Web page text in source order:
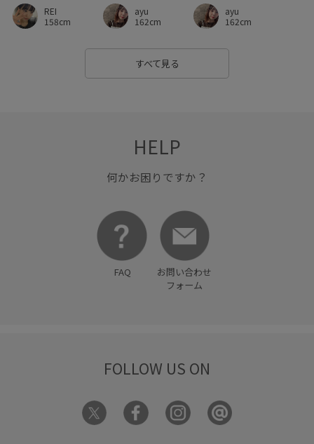
REI
158cm
ayu
162cm
ayu
162cm
すべて見る
HELP
何かお困りですか？
FAQ
お問い合わせ
フォーム
FOLLOW US ON